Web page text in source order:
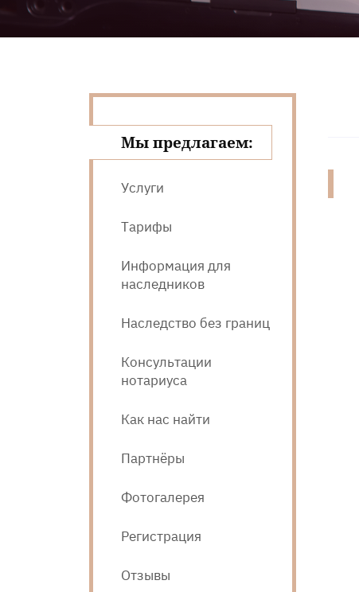
Мы предлагаем:
Услуги
Тарифы
Информация для
наследников
Наследство без границ
Консультации
нотариуса
Как нас найти
Партнёры
Фотогалерея
Регистрация
Отзывы